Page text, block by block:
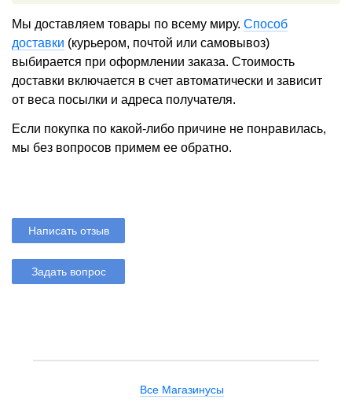
Мы доставляем товары по всему миру. Способ
доставки (курьером, почтой или самовывоз)
выбирается при оформлении заказа. Стоимость
доставки включается в счет автоматически и зависит
от веса посылки и адреса получателя.
Если покупка по какой-либо причине не понравилась,
мы без вопросов примем ее обратно.
Написать отзыв
Задать вопрос
Все Магазинусы